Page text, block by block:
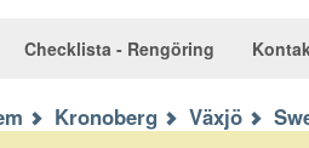
Checklista - Rengöring
Kronoberg Växjö